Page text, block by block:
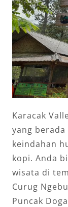
Karacak
yang
keindahan
kopi. Anda
wisata di
Curug
Puncak